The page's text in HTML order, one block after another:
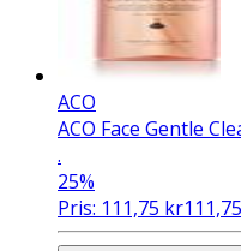
ACO
ACO Face Gentle
.
25%
Pris: 111,75 kr111,75